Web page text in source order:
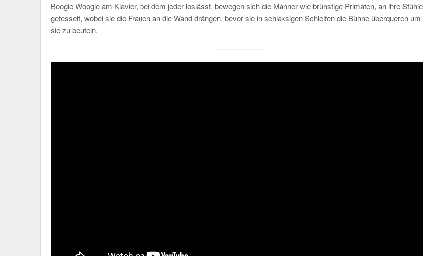
Boogie Woogie am Klavier, bei dem jeder loslässt, bewegen sich die Männer wie brünstige Primaten, an ihre Stühle
gefesselt, wobei sie die Frauen an die Wand drängen, bevor sie in schlaksigen Schleifen die Bühne überqueren um
sie zu beuteln.